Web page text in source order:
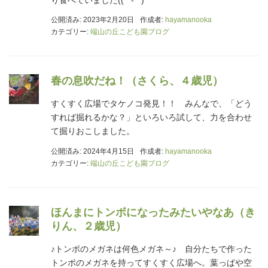
公開済み: 2023年2月20日 作成者: hayamanooka
カテゴリー: 端山の丘こども園ブログ
春の息吹だね！（さくら、４歳児）
すくすく広場でタケノコ発見！！ みんなで、「どう
すれば掘れるかな？」といろいろ試して、力を合わせ
て掘りおこしました。
公開済み: 2024年4月15日 作成者: hayamanooka
カテゴリー: 端山の丘こども園ブログ
ほんまにトンボになったみたいやなあ（き
りん、２歳児）
♪トンボのメガネは何色メガネ～♪ 自分たちで作った
トンボのメガネを持ってすくすく広場へ。葉っぱや空